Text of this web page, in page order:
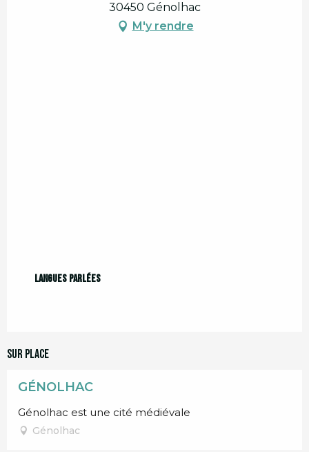
30450 Génolhac
M'y rendre
Langues parlées
Langues parlées
Sur place
GÉNOLHAC
Génolhac est une cité médiévale
Génolhac